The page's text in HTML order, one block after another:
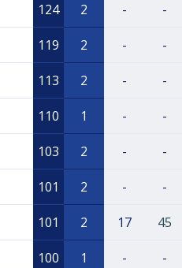
124 2 - -
119 2 - -
113 2 - -
110 1 - -
103 2 - -
101 2 - -
101 2 17 45
100 1 - -